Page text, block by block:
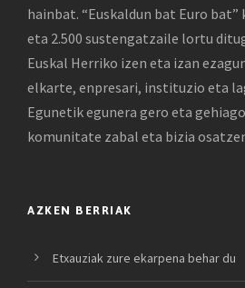
hainbat. “Euskaldun bat Euro bat”
eta 2.500 sustengatzaile lortu
Euskal Herriko izen eta izan
elkarte, enpresari, instituzio eta
Egunetik egunera gero eta
komunitate zabal eta bizia
AZKEN BERRIAK
Etxauziak zure ekarpena behar du